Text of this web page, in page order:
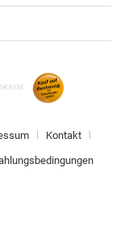
Kontakt